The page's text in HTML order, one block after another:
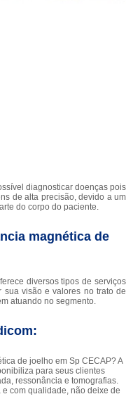
diagnosticar doenças pois
de alta precisão, devido a um
do corpo do paciente.
magnética de
diversos tipos de serviços
sua visão e valores no trato de
atuando no segmento.
de joelho em Sp CECAP? A
para seus clientes
ressonância e tomografias.
com qualidade, não deixe de